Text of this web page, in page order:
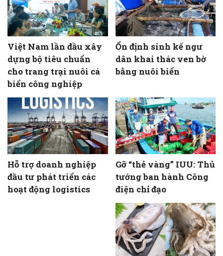
Việt Nam lần đầu xây
dựng bộ tiêu chuẩn
cho trang trại nuôi cá
biển công nghiệp
Ổn định sinh kế ngư
dân khai thác ven bờ
bằng nuôi biển
Hỗ trợ doanh nghiệp
đầu tư phát triển các
hoạt động logistics
Gỡ “thẻ vàng” IUU: Thủ
tướng ban hành Công
điện chỉ đạo